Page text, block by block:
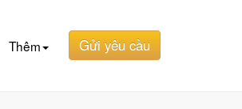
Gửi yêu cầu
Thêm